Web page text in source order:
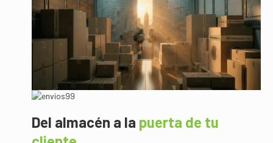
Del almacén a la puerta de tu